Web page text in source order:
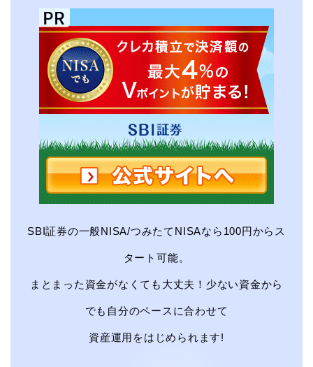
SBI証券の一般NISA/つみたてNISAなら100円からス
タート可能。
まとまった資金がなくても大丈夫！少ない資金から
でも自分のペースに合わせて
資産運用をはじめられます!